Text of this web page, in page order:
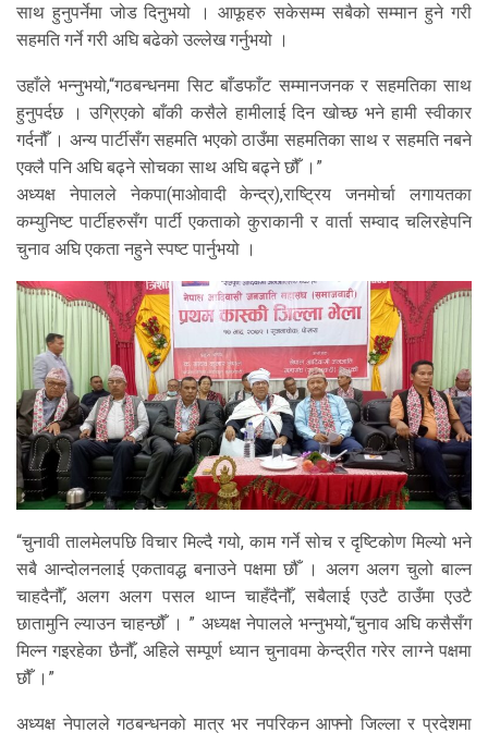
साथ हुनुपर्नेमा जोड दिनुभयो । आफूहरु सकेसम्म सबैको सम्मान हुने गरी
सहमति गर्ने गरी अघि बढेको उल्लेख गर्नुभयो ।
उहाँले भन्नुभयो,“गठबन्धनमा सिट बाँडफाँट सम्मानजनक र सहमतिका साथ
हुनुपर्दछ । उग्रिएको बाँकी कसैले हामीलाई दिन खोच्छ भने हामी स्वीकार
गर्दनौँ । अन्य पार्टीसँग सहमति भएको ठाउँमा सहमतिका साथ र सहमति नबने
एक्लै पनि अघि बढ्ने सोचका साथ अघि बढ्ने छौँ ।”
अध्यक्ष नेपालले नेकपा(माओवादी केन्द्र),राष्ट्रिय जनमोर्चा लगायतका
कम्युनिष्ट पार्टीहरुसँग पार्टी एकताको कुराकानी र वार्ता सम्वाद चलिरहेपनि
चुनाव अघि एकता नहुने स्पष्ट पार्नुभयो ।
“चुनावी तालमेलपछि विचार मिल्दै गयो, काम गर्ने सोच र दृष्टिकोण मिल्यो भने
सबै आन्दोलनलाई एकतावद्ध बनाउने पक्षमा छौँ । अलग अलग चुलो बाल्न
चाहदैनौँ, अलग अलग पसल थाप्न चाहँदैनौँ, सबैलाई एउटै ठाउँमा एउटै
छातामुनि ल्याउन चाहन्छौँ । ” अध्यक्ष नेपालले भन्नुभयो,“चुनाव अघि कसैसँग
मिल्न गइरहेका छैनौँ, अहिले सम्पूर्ण ध्यान चुनावमा केन्द्रीत गरेर लाग्ने पक्षमा
छौँ ।”
अध्यक्ष नेपालले गठबन्धनको मात्र भर नपरिकन आफ्नो जिल्ला र प्रदेशमा